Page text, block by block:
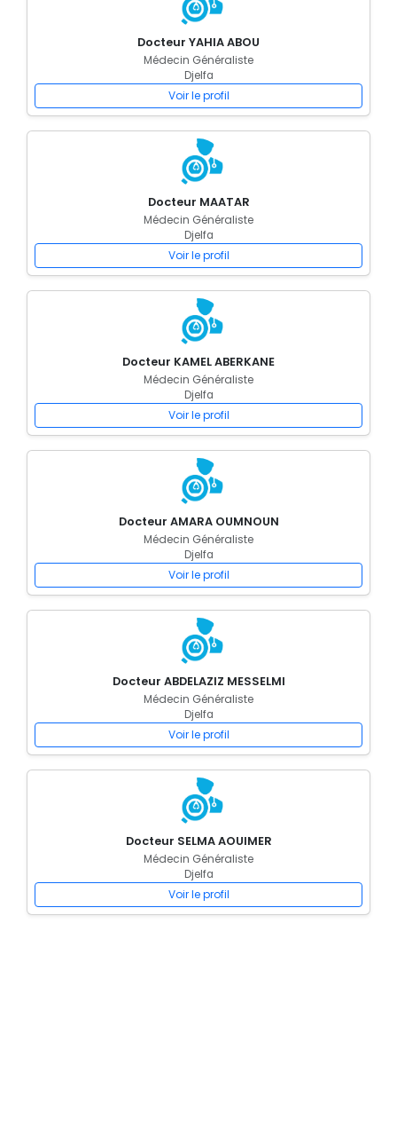
Docteur YAHIA ABOU
Médecin Généraliste
Djelfa
Voir le profil
Docteur MAATAR
Médecin Généraliste
Djelfa
Voir le profil
Docteur KAMEL ABERKANE
Médecin Généraliste
Djelfa
Voir le profil
Docteur AMARA OUMNOUN
Médecin Généraliste
Djelfa
Voir le profil
Docteur ABDELAZIZ MESSELMI
Médecin Généraliste
Djelfa
Voir le profil
Docteur SELMA AOUIMER
Médecin Généraliste
Djelfa
Voir le profil